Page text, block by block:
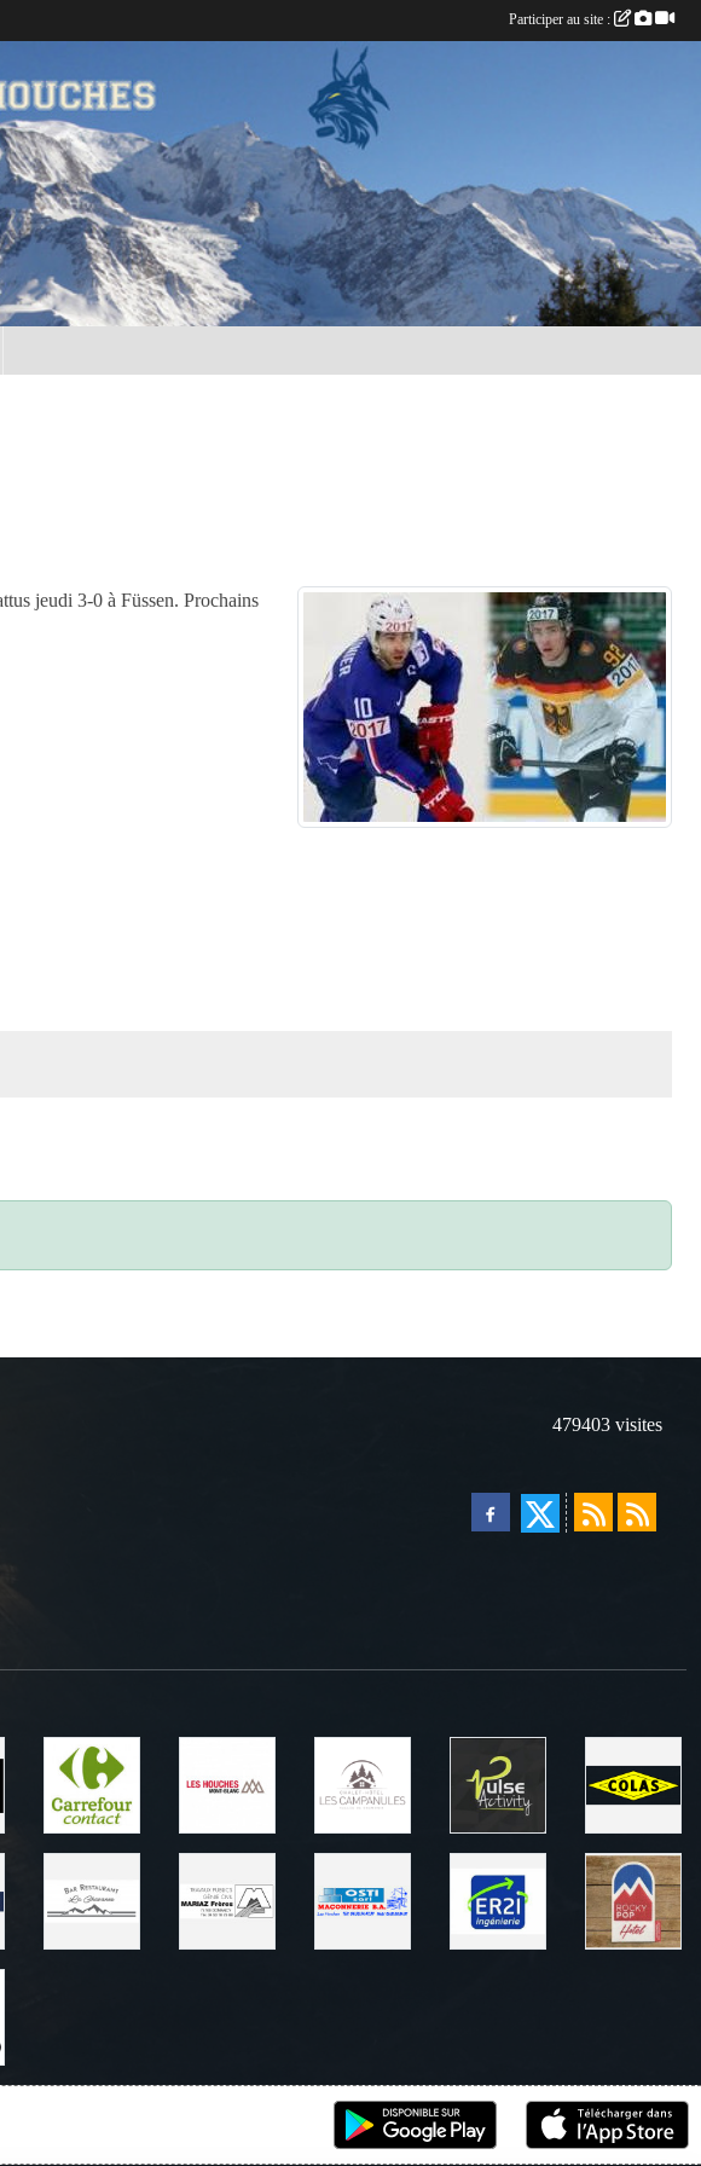
jeudi 3-0 à Füssen. Prochains
479403 visites
Participer au site :